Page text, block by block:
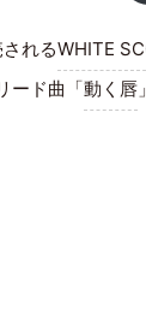
れるWHITE
ード曲「動く唇